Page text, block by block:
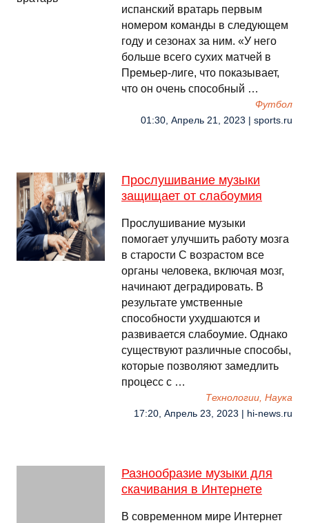
испанский вратарь первым
номером команды в следующем
году и сезонах за ним. «У него
больше всего сухих матчей в
Премьер-лиге, что показывает,
что он очень способный …
Футбол
01:30, Апрель 21, 2023 | sports.ru
Прослушивание музыки
защищает от слабоумия
Прослушивание музыки
помогает улучшить работу мозга
в старости С возрастом все
органы человека, включая мозг,
начинают деградировать. В
результате умственные
способности ухудшаются и
развивается слабоумие. Однако
существуют различные способы,
которые позволяют замедлить
процесс с …
Технологии, Наука
17:20, Апрель 23, 2023 | hi-news.ru
Разнообразие музыки для
скачивания в Интернете
В современном мире Интернет